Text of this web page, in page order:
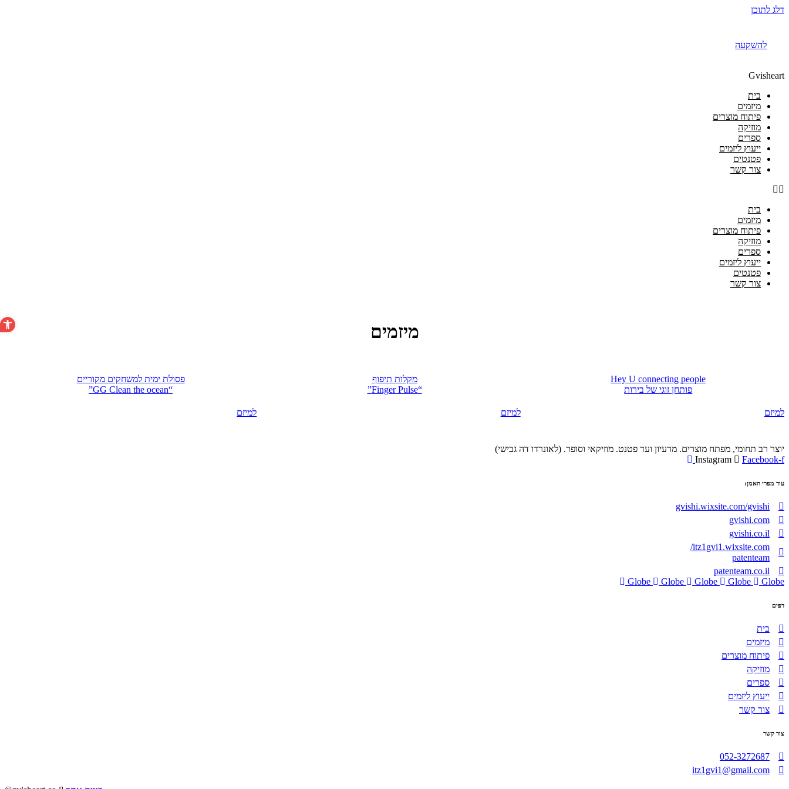
דלג לתוכן
להשקעה
Gvisheart
בית
מיזמים
פיתוח מוצרים
מוזיקה
ספרים
ייעוץ ליזמים
פטנטים
צור קשר
בית
מיזמים
פיתוח מוצרים
מוזיקה
ספרים
ייעוץ ליזמים
פטנטים
צור קשר
מיזמים
Hey U connecting people
פותחן זוגי של בירות
למיזם
מקלות תיפוף
“Finger Pulse”
למיזם
פסולת ימית למשחקים מקוריים
“GG Clean the ocean”
למיזם
יוצר רב תחומי, מפתח מוצרים. מרעיון ועד פטנט. מוזיקאי וסופר. (לאונרדו דה גבישי)
Instagram
Facebook-f
עוד מפרי האמן:
gvishi.wixsite.com/gvishi
gvishi.com
gvishi.co.il
itz1gvi1.wixsite.com/
patenteam
patenteam.co.il
Globe
Globe Globe Globe Globe
דפים
בית
מיזמים
פיתוח מוצרים
מוזיקה
ספרים
ייעוץ ליזמים
צור קשר
צור קשר
052-3272687
itz1gvi1@gmail.com
פתח